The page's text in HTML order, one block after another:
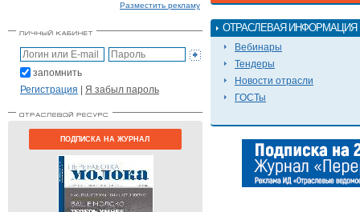
Разместить рекламу
запомнить
Регистрация | Я забыл пароль
ПОДПИСКА НА ЖУРНАЛ
ОТРАСЛЕВАЯ ИНФОРМАЦИЯ
Вебинары
Тендеры
Новости отрасли
ГОСТы